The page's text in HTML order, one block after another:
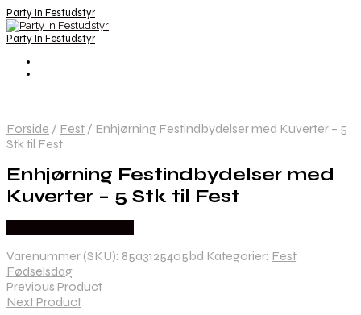
Party In Festudstyr
Party In Festudstyr
Forside / Fest / Enhjørning Festindbydelser med Kuverter – 5
Stk til Fest
Enhjørning Festindbydelser med
Kuverter – 5 Stk til Fest
Varenummer (SKU): 85a3125405bd Kategorier: Fest,
Fødselsdag
Previous Product
Next Product